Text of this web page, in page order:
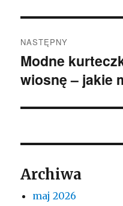
NASTĘPNY
Następny
wpis:
Modne
wiosnę – jakie
Archiwa
maj 2026